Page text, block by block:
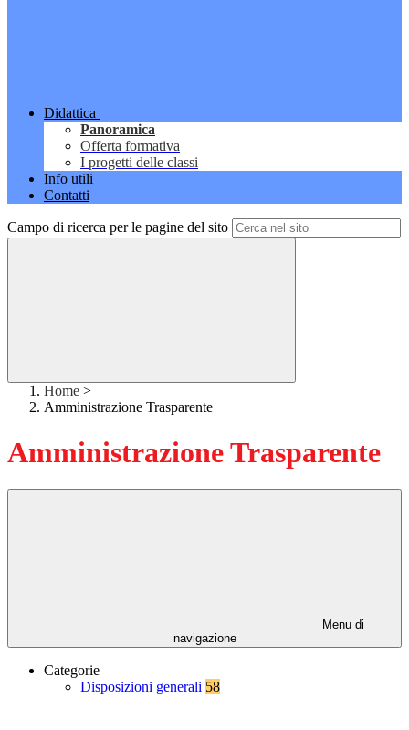
Didattica
Panoramica
Offerta formativa
I progetti delle classi
Info utili
Contatti
Campo di ricerca per le pagine del sito
Home >
Amministrazione Trasparente
Amministrazione Trasparente
Menu di
navigazione
Categorie
Disposizioni generali 58